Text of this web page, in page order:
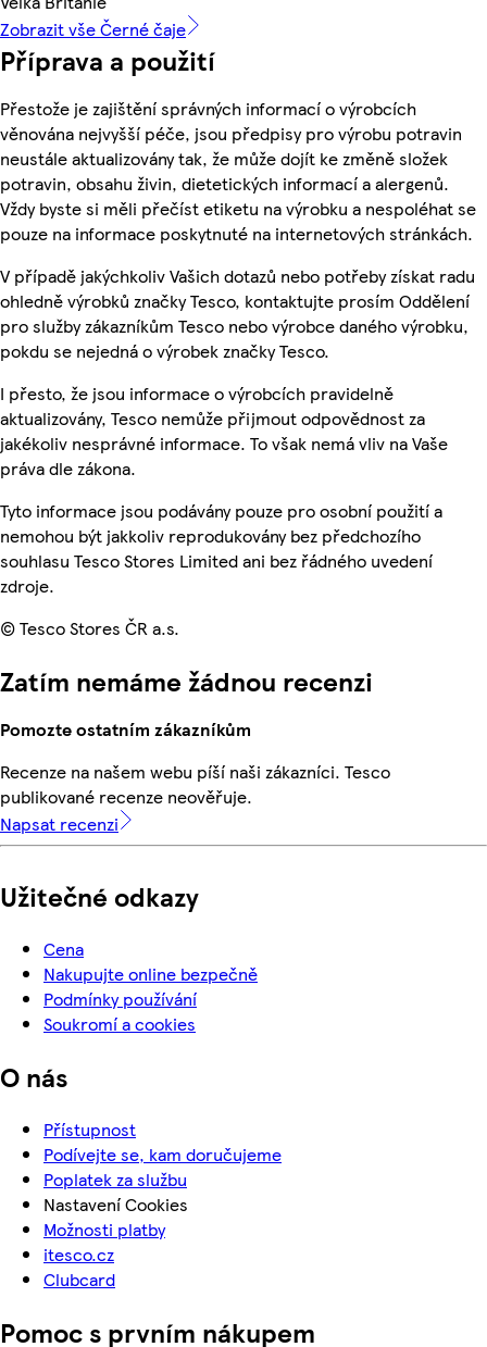
Zobrazit vše Černé čaje
Příprava a použití
Přestože je zajištění správných informací o výrobcích
věnována nejvyšší péče, jsou předpisy pro výrobu potravin
neustále aktualizovány tak, že může dojít ke změně složek
potravin, obsahu živin, dietetických informací a alergenů.
Vždy byste si měli přečíst etiketu na výrobku a nespoléhat se
pouze na informace poskytnuté na internetových stránkách.
V případě jakýchkoliv Vašich dotazů nebo potřeby získat radu
ohledně výrobků značky Tesco, kontaktujte prosím Oddělení
pro služby zákazníkům Tesco nebo výrobce daného výrobku,
pokdu se nejedná o výrobek značky Tesco.
I přesto, že jsou informace o výrobcích pravidelně
aktualizovány, Tesco nemůže přijmout odpovědnost za
jakékoliv nesprávné informace. To však nemá vliv na Vaše
práva dle zákona.
Tyto informace jsou podávány pouze pro osobní použití a
nemohou být jakkoliv reprodukovány bez předchozího
souhlasu Tesco Stores Limited ani bez řádného uvedení
zdroje.
© Tesco Stores ČR a.s.
Zatím nemáme žádnou recenzi
Pomozte ostatním zákazníkům
Recenze na našem webu píší naši zákazníci. Tesco
publikované recenze neověřuje.
Napsat recenzi
Užitečné odkazy
Cena
Nakupujte online bezpečně
Podmínky používání
Soukromí a cookies
O nás
Přístupnost
Podívejte se, kam doručujeme
Poplatek za službu
Nastavení Cookies
Možnosti platby
itesco.cz
Clubcard
Pomoc s prvním nákupem